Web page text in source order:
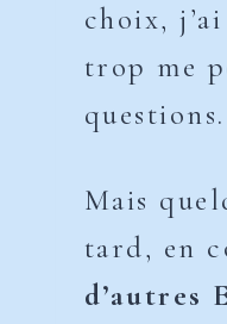
choix,
trop me
questions.
Mais
tard, en
d’autres